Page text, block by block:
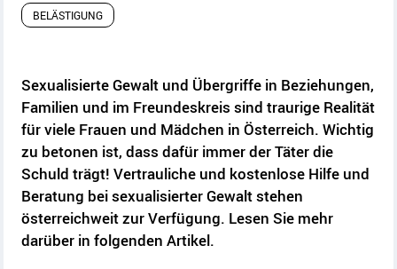
BELÄSTIGUNG
Sexualisierte Gewalt und Übergriffe in Beziehungen,
Familien und im Freundeskreis sind traurige Realität
für viele Frauen und Mädchen in Österreich. Wichtig
zu betonen ist, dass dafür immer der Täter die
Schuld trägt! Vertrauliche und kostenlose Hilfe und
Beratung bei sexualisierter Gewalt stehen
österreichweit zur Verfügung. Lesen Sie mehr
darüber in folgenden Artikel.